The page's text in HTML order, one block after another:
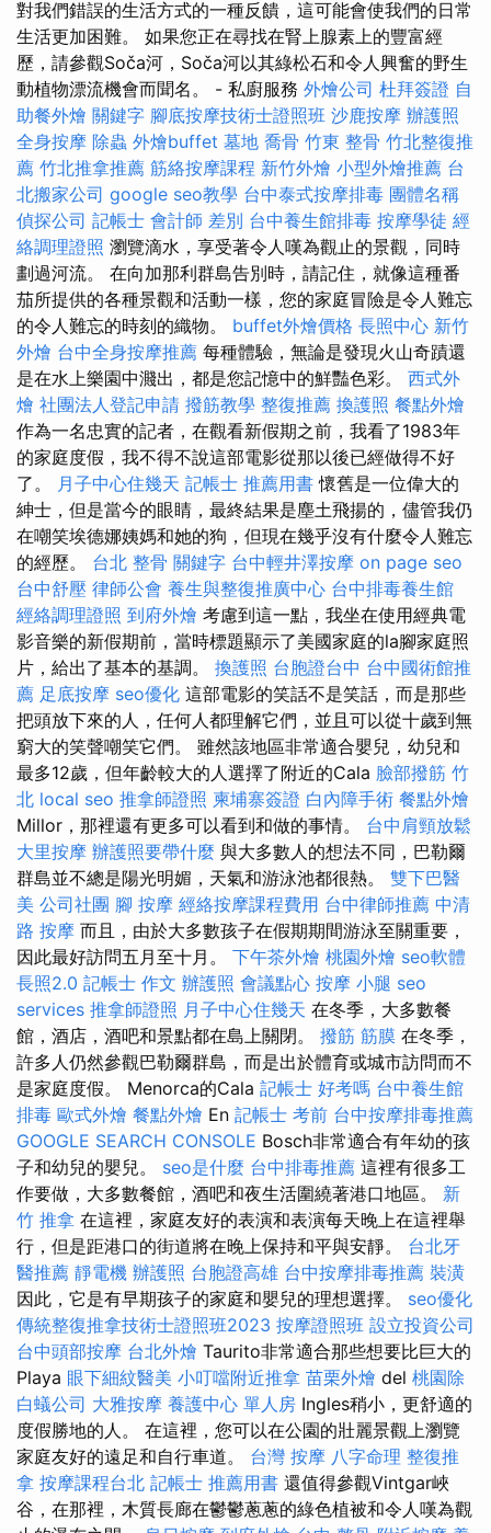
對我們錯誤的生活方式的一種反饋，這可能會使我們的日常
生活更加困難。 如果您正在尋找在腎上腺素上的豐富經
歷，請參觀Soča河，Soča河以其綠松石和令人興奮的野生
動植物漂流機會而聞名。 - 私廚服務 外燴公司 杜拜簽證 自
助餐外燴 關鍵字 腳底按摩技術士證照班 沙鹿按摩 辦護照
全身按摩 除蟲 外燴buffet 墓地 喬骨 竹東 整骨 竹北整復推
薦 竹北推拿推薦 筋絡按摩課程 新竹外燴 小型外燴推薦 台
北搬家公司 google seo教學 台中泰式按摩排毒 團體名稱
偵探公司 記帳士 會計師 差別 台中養生館排毒 按摩學徒 經
絡調理證照 瀏覽滴水，享受著令人嘆為觀止的景觀，同時
劃過河流。 在向加那利群島告別時，請記住，就像這種番
茄所提供的各種景觀和活動一樣，您的家庭冒險是令人難忘
的令人難忘的時刻的織物。 buffet外燴價格 長照中心 新竹
外燴 台中全身按摩推薦 每種體驗，無論是發現火山奇蹟還
是在水上樂園中濺出，都是您記憶中的鮮豔色彩。 西式外
燴 社團法人登記申請 撥筋教學 整復推薦 換護照 餐點外燴
作為一名忠實的記者，在觀看新假期之前，我看了1983年
的家庭度假，我不得不說這部電影從那以後已經做得不好
了。 月子中心住幾天 記帳士 推薦用書 懷舊是一位偉大的
紳士，但是當今的眼睛，最終結果是塵土飛揚的，儘管我仍
在嘲笑埃德娜姨媽和她的狗，但現在幾乎沒有什麼令人難忘
的經歷。 台北 整骨 關鍵字 台中輕井澤按摩 on page seo
台中舒壓 律師公會 養生與整復推廣中心 台中排毒養生館
經絡調理證照 到府外燴 考慮到這一點，我坐在使用經典電
影音樂的新假期前，當時標題顯示了美國家庭的la腳家庭照
片，給出了基本的基調。 換護照 台胞證台中 台中國術館推
薦 足底按摩 seo優化 這部電影的笑話不是笑話，而是那些
把頭放下來的人，任何人都理解它們，並且可以從十歲到無
窮大的笑聲嘲笑它們。 雖然該地區非常適合嬰兒，幼兒和
最多12歲，但年齡較大的人選擇了附近的Cala 臉部撥筋 竹
北 local seo 推拿師證照 柬埔寨簽證 白內障手術 餐點外燴
Millor，那裡還有更多可以看到和做的事情。 台中肩頸放鬆
大里按摩 辦護照要帶什麼 與大多數人的想法不同，巴勒爾
群島並不總是陽光明媚，天氣和游泳池都很熱。 雙下巴醫
美 公司社團 腳 按摩 經絡按摩課程費用 台中律師推薦 中清
路 按摩 而且，由於大多數孩子在假期期間游泳至關重要，
因此最好訪問五月至十月。 下午茶外燴 桃園外燴 seo軟體
長照2.0 記帳士 作文 辦護照 會議點心 按摩 小腿 seo
services 推拿師證照 月子中心住幾天 在冬季，大多數餐
館，酒店，酒吧和景點都在島上關閉。 撥筋 筋膜 在冬季，
許多人仍然參觀巴勒爾群島，而是出於體育或城市訪問而不
是家庭度假。 Menorca的Cala 記帳士 好考嗎 台中養生館
排毒 歐式外燴 餐點外燴 En 記帳士 考前 台中按摩排毒推薦
GOOGLE SEARCH CONSOLE Bosch非常適合有年幼的孩
子和幼兒的嬰兒。 seo是什麼 台中排毒推薦 這裡有很多工
作要做，大多數餐館，酒吧和夜生活圍繞著港口地區。 新
竹 推拿 在這裡，家庭友好的表演和表演每天晚上在這裡舉
行，但是距港口的街道將在晚上保持和平與安靜。 台北牙
醫推薦 靜電機 辦護照 台胞證高雄 台中按摩排毒推薦 裝潢
因此，它是有早期孩子的家庭和嬰兒的理想選擇。 seo優化
傳統整復推拿技術士證照班2023 按摩證照班 設立投資公司
台中頭部按摩 台北外燴 Taurito非常適合那些想要比巨大的
Playa 眼下細紋醫美 小叮噹附近推拿 苗栗外燴 del 桃園除
白蟻公司 大雅按摩 養護中心 單人房 Ingles稍小，更舒適的
度假勝地的人。 在這裡，您可以在公園的壯麗景觀上瀏覽
家庭友好的遠足和自行車道。 台灣 按摩 八字命理 整復推
拿 按摩課程台北 記帳士 推薦用書 還值得參觀Vintgar峽
谷，在那裡，木質長廊在鬱鬱蔥蔥的綠色植被和令人嘆為觀